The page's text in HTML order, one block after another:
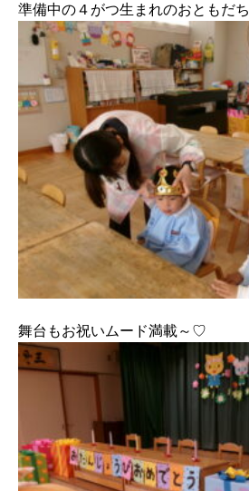
準備中の４がつ生まれのおともだち
舞台もお祝いムード満載～♡